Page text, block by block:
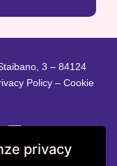
3 – 84124
Policy – Cookie